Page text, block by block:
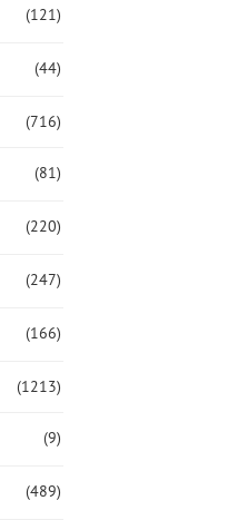
(121)
(44)
(716)
(81)
(220)
(247)
(166)
(1213)
(9)
(489)